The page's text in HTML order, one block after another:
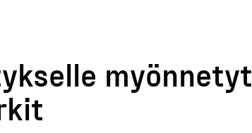
myönnetyt